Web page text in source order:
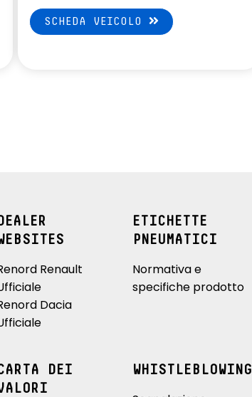
SCHEDA VEICOLO
Renault
Dacia
ETICHETTE
PNEUMATICI
Normativa e
specifiche prodotto
DEI
WHISTLEBLOWING